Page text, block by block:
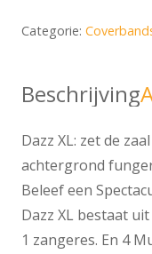
Categorie:
Beschrijving
Dazz XL: zet de
achtergrond
Beleef een
Dazz XL bestaat
1 zangeres. En 4